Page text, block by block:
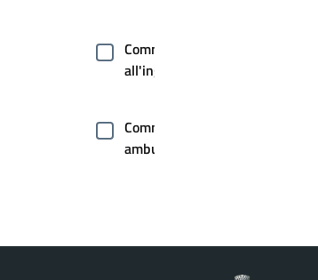
Commercio
all'ingrosso
Commercio
ambulante